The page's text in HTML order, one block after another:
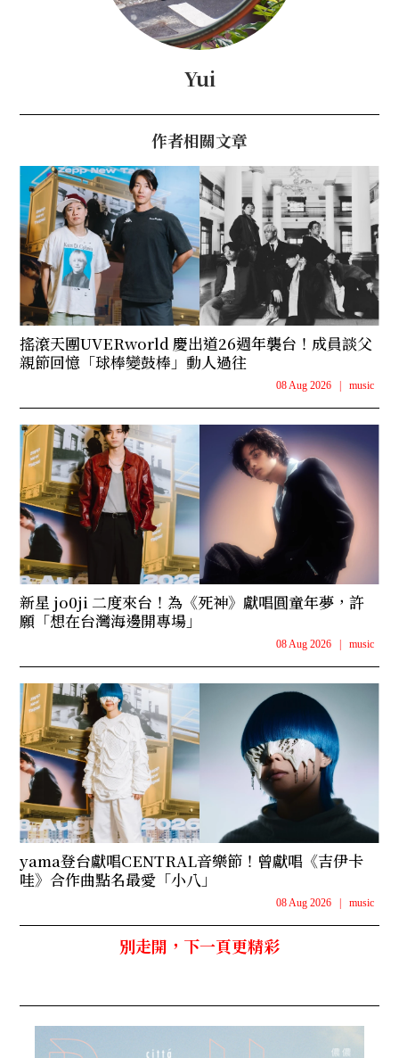
Yui
作者相關文章
搖滾天團UVERworld 慶出道26週年襲台！成員談父
親節回憶「球棒變鼓棒」動人過往
08 Aug 2026 music
新星 jo0ji 二度來台！為《死神》獻唱圓童年夢，許
願「想在台灣海邊開專場」
08 Aug 2026 music
yama登台獻唱CENTRAL音樂節！曾獻唱《吉伊卡
哇》合作曲點名最愛「小八」
08 Aug 2026 music
別走開，下一頁更精彩